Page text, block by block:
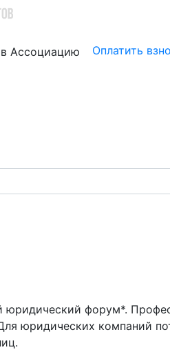
в Ассоциацию Оплатить
форум*.
юридических компаний